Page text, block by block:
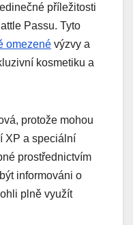
příležitosti
Passu. Tyto
omezené výzvy a
kosmetiku a
protože mohou
XP a speciální
prostřednictvím
informováni o
plně využít